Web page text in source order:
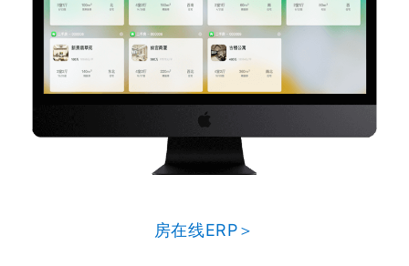
房在线ERP＞